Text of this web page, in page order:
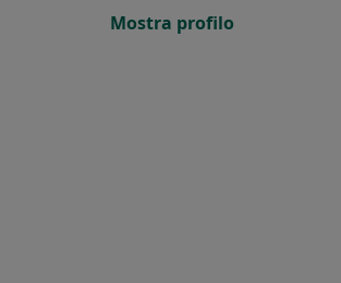
Mostra profilo